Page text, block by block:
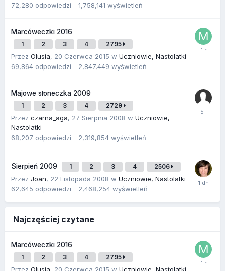
72,280 odpowiedzi 1,758,141 wyświetleń
Marcóweczki 2016
1 2 3 4 2795
Przez Olusia, 20 Czerwca 2015 w Uczniowie, Nastolatki
69,864 odpowiedzi 2,847,449 wyświetleń
Majowe słoneczka 2009
1 2 3 4 2729
Przez czarna_aga, 27 Sierpnia 2008 w Uczniowie,
Nastolatki
68,207 odpowiedzi 2,319,854 wyświetleń
Sierpień 2009 1 2 3 4 2506
Przez Joan, 22 Listopada 2008 w Uczniowie, Nastolatki
62,645 odpowiedzi 2,468,254 wyświetleń
Najczęściej czytane
Marcóweczki 2016
1 2 3 4 2795